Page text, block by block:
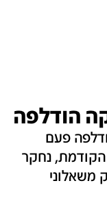
הודלפה
פעם
נחקר
משאלוני